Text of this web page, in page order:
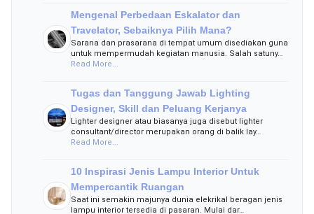
Mengenal Perbedaan Eskalator dan
Travelator, Sebaiknya Pilih Mana?
Sarana dan prasarana di tempat umum disediakan guna
untuk mempermudah kegiatan manusia. Salah satuny…
Read More...
Tugas dan Tanggung Jawab Lighting
Designer, Skill dan Peluang Kerjanya
Lighter designer atau biasanya juga disebut lighter
consultant/director merupakan orang di balik lay…
Read More...
10 Inspirasi Jenis Lampu Interior Untuk
Mempercantik Ruangan
Saat ini semakin majunya dunia elekrikal beragan jenis
lampu interior tersedia di pasaran. Mulai dar…